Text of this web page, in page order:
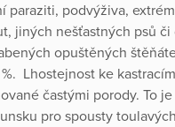
paraziti, podvýživa,
jiných nešťastných psů
opuštěných
Lhostejnost ke
častými porody. To
pro spousty